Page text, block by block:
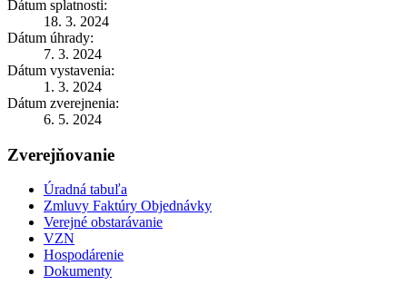
Dátum splatnosti:
18. 3. 2024
Dátum úhrady:
7. 3. 2024
Dátum vystavenia:
1. 3. 2024
Dátum zverejnenia:
6. 5. 2024
Zverejňovanie
Úradná tabuľa
Zmluvy Faktúry Objednávky
Verejné obstarávanie
VZN
Hospodárenie
Dokumenty